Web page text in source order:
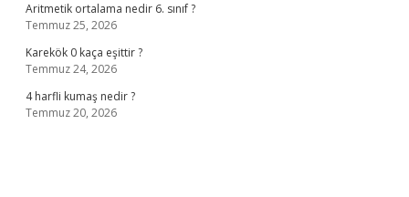
Aritmetik ortalama nedir 6. sınıf ?
Temmuz 25, 2026
Karekök 0 kaça eşittir ?
Temmuz 24, 2026
4 harfli kumaş nedir ?
Temmuz 20, 2026